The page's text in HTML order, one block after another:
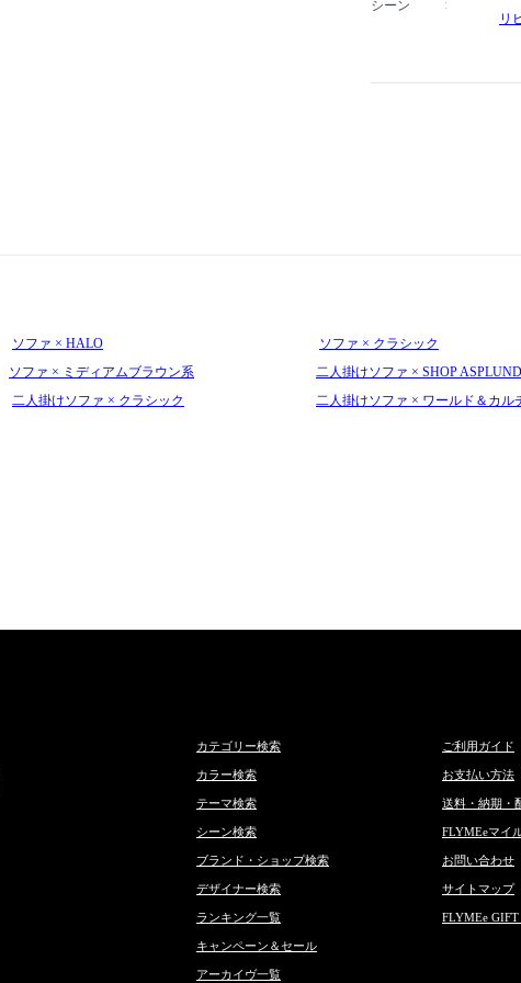
シーン
リ
ソファ × HALO
ソファ × クラシック
ソファ × ミディアムブラウン系
二人掛けソファ × SHOP ASPLUND
二人掛けソファ × クラシック
二人掛けソファ × ワールド＆カル
カテゴリー検索
カラー検索
テーマ検索
シーン検索
ブランド・ショップ検索
デザイナー検索
ランキング一覧
キャンペーン＆セール
アーカイヴ一覧
ご利用ガイド
お支払い方法
送料・納期・
FLYMEeマイ
お問い合わせ
サイトマップ
FLYMEe